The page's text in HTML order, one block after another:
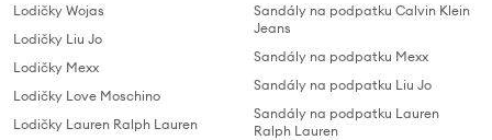
Lodičky Wojas
Lodičky Liu Jo
Lodičky Mexx
Lodičky Love Moschino
Lodičky Lauren Ralph Lauren
Sandály na podpatku Calvin Klein
Jeans
Sandály na podpatku Mexx
Sandály na podpatku Liu Jo
Sandály na podpatku Lauren
Ralph Lauren